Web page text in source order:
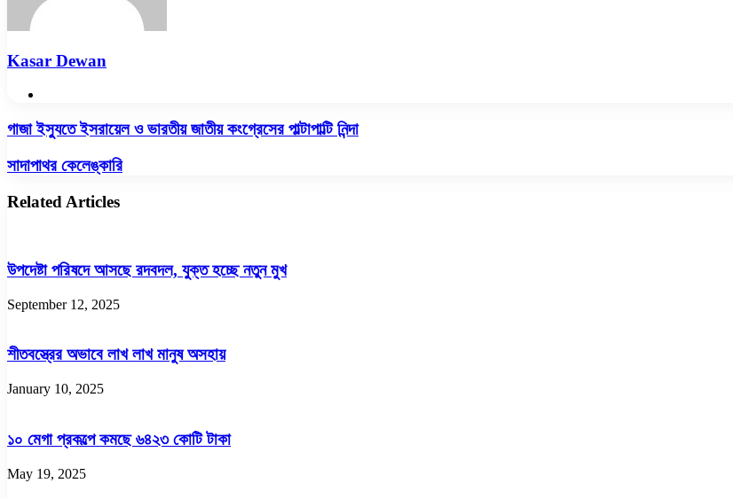
Kasar Dewan
গাজা
ইসরায়েল
ও
জাতীয়
গাজা ইস্যুতে ইসরায়েল ও ভারতীয় জাতীয় কংগ্রেসের পাল্টাপাল্টি নিন্দা
সাদাপাথর
সাদাপাথর কেলেঙ্কারি
Related Articles
উপদেষ্টা পরিষদে আসছে রদবদল, যুক্ত হচ্ছে নতুন মুখ
September 12, 2025
শীতবস্ত্রের অভাবে লাখ লাখ মানুষ অসহায়
January 10, 2025
১০ মেগা প্রকল্পে কমছে ৬৪২৩ কোটি টাকা
May 19, 2025